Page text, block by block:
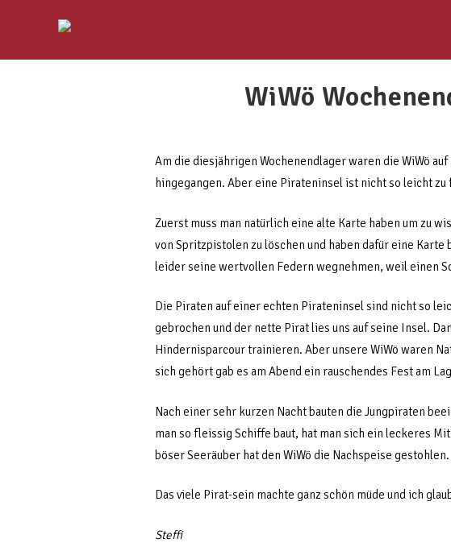
WiWö
Am die diesjährigen Wochenendlager waren die WiWö
hingegangen. Aber eine Pirateninsel ist nicht so leicht zu
Zuerst muss man natürlich eine alte Karte haben um zu
von Spritzpistolen zu löschen und haben dafür eine
leider seine wertvollen Federn wegnehmen, weil einen
Die Piraten auf einer echten Pirateninsel sind nicht so
gebrochen und der nette Pirat lies uns auf seine Insel.
Hindernisparcour trainieren. Aber unsere WiWö waren
sich gehört gab es am Abend ein rauschendes Fest am
Nach einer sehr kurzen Nacht bauten die Jungpiraten
man so fleissig Schiffe baut, hat man sich ein leckeres
böser Seeräuber hat den WiWö die Nachspeise
Das viele Pirat-sein machte ganz schön müde und ich
Steffi